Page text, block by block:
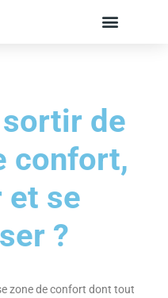
de
confort,
et se
?
zone de confort dont tout